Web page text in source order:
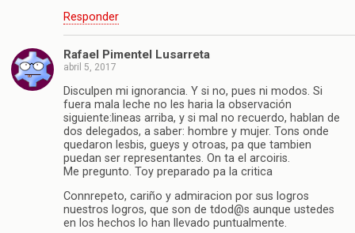
Responder
Rafael Pimentel Lusarreta
abril 5, 2017
Disculpen mi ignorancia. Y si no, pues ni modos. Si
fuera mala leche no les haria la observación
siguiente:lineas arriba, y si mal no recuerdo, hablan de
dos delegados, a saber: hombre y mujer. Tons onde
quedaron lesbis, gueys y otroas, pa que tambien
puedan ser representantes. On ta el arcoiris.
Me pregunto. Toy preparado pa la critica
Connrepeto, cariño y admiracion por sus logros
nuestros logros, que son de tdod@s aunque ustedes
en los hechos lo han llevado puntualmente.